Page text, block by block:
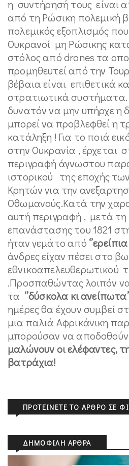
η συντήρησή τους είναι
από τη Ρώσικη πολεμική
πολεμικός εξοπλισμός
Ουκρανοί μη Ρώσικης
στόλος από drones τα
προμηθευτεί από την
βέβαια είναι επιθετικά
στρατιωτικά συστήματα.
δυνατόν να μην υπήρχε η
μπορεί να προβλεφθεί η
κατάληξη ! Για το ποιά
στην Ουκρανία , έρχεται
περιγραφή άγνωστου
ιστορικού της εποχής
Κρητών για την
Οθωμανούς.Κατά την
αυτή περιγραφή , μετά τη
επανάστασης του 1821
ήταν γεμάτο από
άνδρες είχαν πέσει στο
εθνικοαπελευθερωτικού
.Προσπαθώντας λοιπόν
τα ‘’δύσκολα κι
ημέρες θα έχουν συμβεί
μια παλιά Αφρικάνικη
μπορούσαν να
μαλώνουν οι ελέφαντες,
βατράχια!
ΠΡΟΤΕΊΝΕΤΕ ΤΟ ΆΡΘΡΟ ΣΕ
ΔΗΜΟΦΙΛΉ ΆΡΘΡΑ